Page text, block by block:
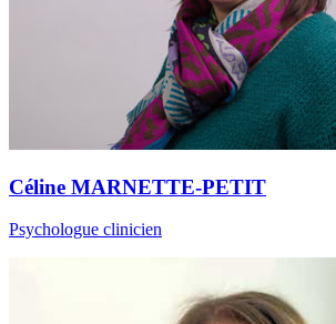
Céline MARNETTE-PETIT
Psychologue clinicien